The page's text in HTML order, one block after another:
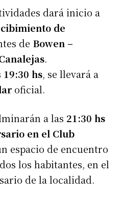
dará inicio a
de
de Bowen –
.
19:30 hs, se llevará a
oficial.
a las 21:30 hs
en el Club
espacio de encuentro
los habitantes, en el
de la localidad.